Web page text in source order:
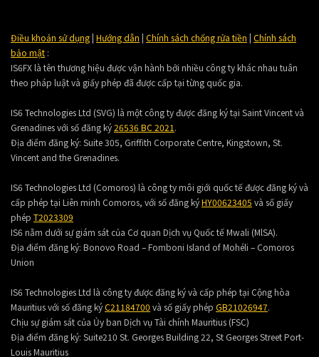
Điều khoản sử dụng| Hướng dẫn | Chính sách chống rửa tiền | Chính sách
bảo mật :
IS6FX là tên thương hiệu được vận hành bởi nhiều công ty khác nhau tuân
theo pháp luật và giấy phép đã được cấp tại từng quốc gia.
IS6 Technologies Ltd (SVG) là một công ty được đăng ký tại Saint Vincent và
Grenadines với số đăng ký26536 BC 2021.
Địa điểm đăng ký: Suite 305, Griffith Corporate Centre, Kingstown, St.
Vincent and the Grenadines.
IS6 Technologies Ltd (Comoros) là công ty môi giới quốc tế được đăng ký và
cấp phép tại Liên minh Comoros, với số đăng kýHY00623405 và số giấy
phép T2023309
IS6 nằm dưới sự giám sát của Cơ quan Dịch vụ Quốc tế Mwali (MlSA).
Địa điểm đăng ký: Bonovo Road – Fomboni Island of Mohéli – Comoros
Union
IS6 Technologies Ltd là công ty được đăng ký và cấp phép tại Cộng hòa
Mauritius với số đăng kýC21184700 và số giấy phép GB21026947.
Chịu sự giám sát của Ủy ban Dịch vụ Tài chính Mauritius (FSC)
Địa điểm đăng ký: Suite210 St. Georges Building 22, St Georges Street Port-
Louis Mauritius